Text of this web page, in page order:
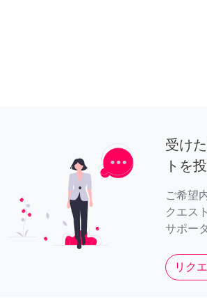
受け
トを
ご希望
クエス
サポー
リク